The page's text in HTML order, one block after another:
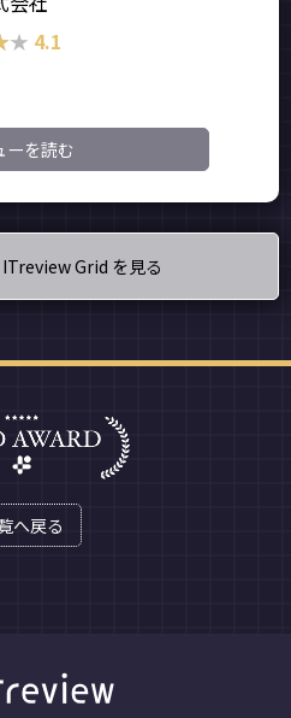
4.1
ーを読む
Grid を見る
へ戻る